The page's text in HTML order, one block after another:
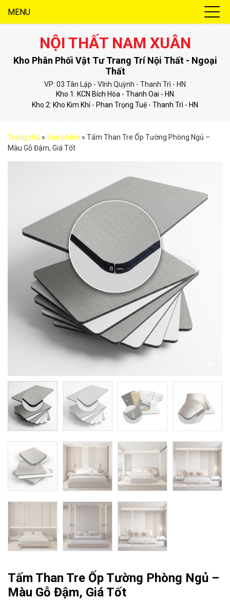
MENU
NỘI THẤT NAM XUÂN
Kho Phân Phối Vật Tư Trang Trí Nội Thất - Ngoại
Thất
VP: 03 Tân Lập - Vĩnh Quỳnh - Thanh Trì - HN
Kho 1: KCN Bích Hòa - Thanh Oai - HN
Kho 2: Kho Kim Khí - Phan Trọng Tuệ - Thanh Trì - HN
Trang chủ » Sản phẩm » Tấm Than Tre Ốp Tường Phòng Ngủ –
Màu Gỗ Đậm, Giá Tốt
Tấm Than Tre Ốp Tường Phòng Ngủ –
Màu Gỗ Đậm, Giá Tốt